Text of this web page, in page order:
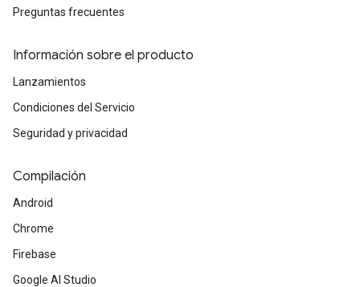
Preguntas frecuentes
Información sobre el producto
Lanzamientos
Condiciones del Servicio
Seguridad y privacidad
Compilación
Android
Chrome
Firebase
Google AI Studio